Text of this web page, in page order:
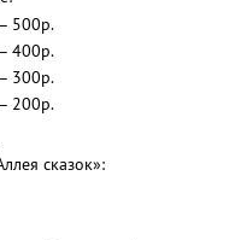
500р.
400р.
300р.
200р.
сказок»: